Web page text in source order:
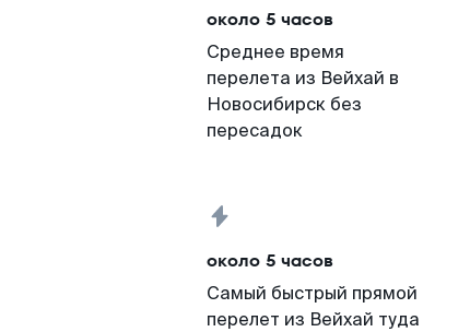
около 5 часов
Среднее время
перелета из Вейхай в
Новосибирск без
пересадок
около 5 часов
Самый быстрый прямой
перелет из Вейхай туда